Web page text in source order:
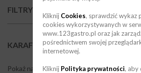
Kliknij Cookies, sprawdzić wykaz
cookies wykorzystywanych w
www.123gastro.pl oraz jak
pośrednictwem swojej
internetowej.
Kliknij Polityka prywatności, aby
FILTRY
KARAFKI (38) Sortuj
Pokaż na stronie 9